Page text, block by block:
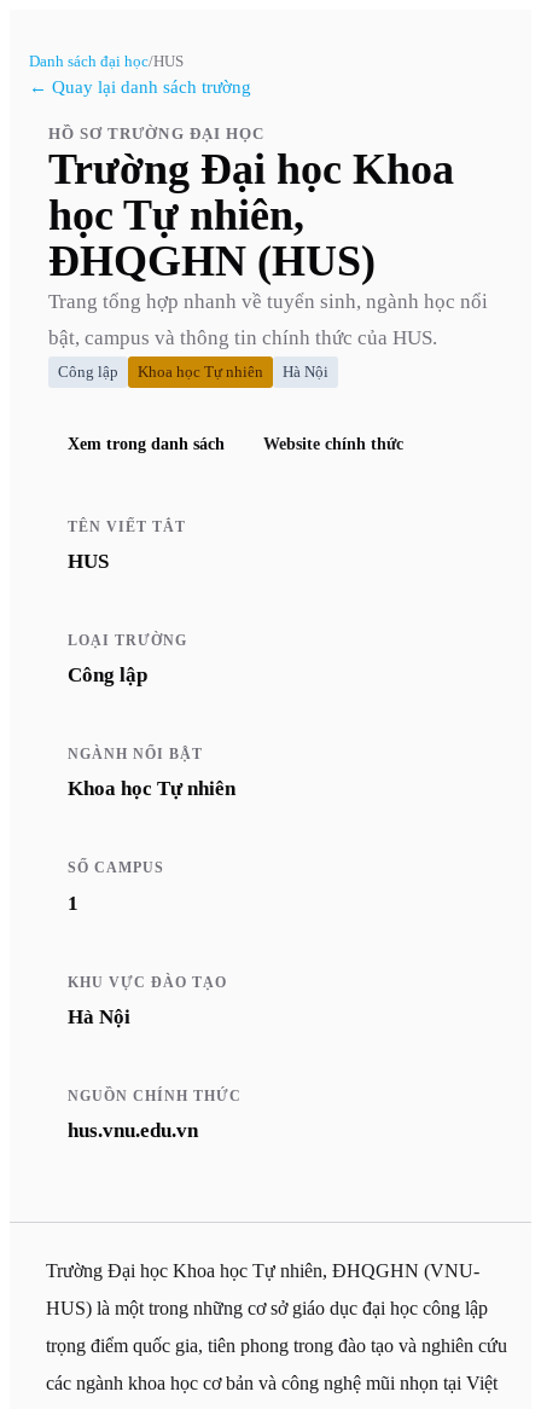
Danh sách đại học/HUS
← Quay lại danh sách trường
HỒ SƠ TRƯỜNG ĐẠI HỌC
Trường Đại học Khoa
học Tự nhiên,
ĐHQGHN (HUS)
Trang tổng hợp nhanh về tuyển sinh, ngành học nổi
bật, campus và thông tin chính thức của HUS.
Công lập Khoa học Tự nhiên Hà Nội
Xem trong danh sách Website chính thức
TÊN VIẾT TẮT
HUS
LOẠI TRƯỜNG
Công lập
NGÀNH NỔI BẬT
Khoa học Tự nhiên
SỐ CAMPUS
1
KHU VỰC ĐÀO TẠO
Hà Nội
NGUỒN CHÍNH THỨC
hus.vnu.edu.vn
Trường Đại học Khoa học Tự nhiên, ĐHQGHN (VNU-
HUS) là một trong những cơ sở giáo dục đại học công lập
trọng điểm quốc gia, tiên phong trong đào tạo và nghiên cứu
các ngành khoa học cơ bản và công nghệ mũi nhọn tại Việt